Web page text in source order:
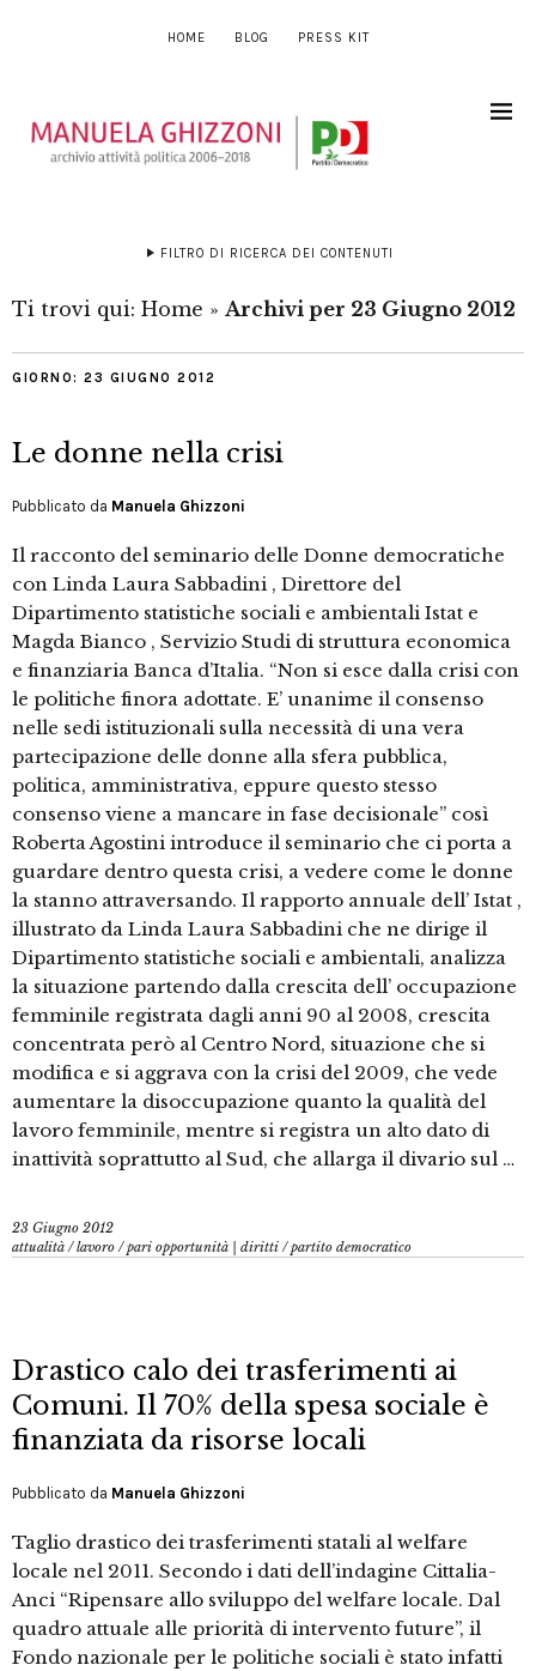
HOME BLOG PRESS KIT
FILTRO DI RICERCA DEI CONTENUTI
Ti trovi qui: Home » Archivi per 23 Giugno 2012
GIORNO: 23 GIUGNO 2012
Le donne nella crisi
Pubblicato da Manuela Ghizzoni
Il racconto del seminario delle Donne democratiche
con Linda Laura Sabbadini , Direttore del
Dipartimento statistiche sociali e ambientali Istat e
Magda Bianco , Servizio Studi di struttura economica
e finanziaria Banca d’Italia. “Non si esce dalla crisi con
le politiche finora adottate. E’ unanime il consenso
nelle sedi istituzionali sulla necessità di una vera
partecipazione delle donne alla sfera pubblica,
politica, amministrativa, eppure questo stesso
consenso viene a mancare in fase decisionale” così
Roberta Agostini introduce il seminario che ci porta a
guardare dentro questa crisi, a vedere come le donne
la stanno attraversando. Il rapporto annuale dell’ Istat ,
illustrato da Linda Laura Sabbadini che ne dirige il
Dipartimento statistiche sociali e ambientali, analizza
la situazione partendo dalla crescita dell’ occupazione
femminile registrata dagli anni 90 al 2008, crescita
concentrata però al Centro Nord, situazione che si
modifica e si aggrava con la crisi del 2009, che vede
aumentare la disoccupazione quanto la qualità del
lavoro femminile, mentre si registra un alto dato di
inattività soprattutto al Sud, che allarga il divario sul …
23 Giugno 2012
attualità /lavoro /pari opportunità | diritti /partito democratico
Drastico calo dei trasferimenti ai
Comuni. Il 70% della spesa sociale è
finanziata da risorse locali
Pubblicato da Manuela Ghizzoni
Taglio drastico dei trasferimenti statali al welfare
locale nel 2011. Secondo i dati dell’indagine Cittalia-
Anci “Ripensare allo sviluppo del welfare locale. Dal
quadro attuale alle priorità di intervento future”, il
Fondo nazionale per le politiche sociali è stato infatti